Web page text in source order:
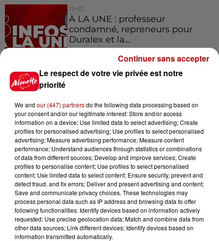
11h51
À LA UNE : professeur
condamné, repreneurs pour
Duralex et la...
11h01
10h10
Duralex : trois repreneurs
potentiels
7h03
Deux-Sèvres : le Citroën C15 a le
droit à son festival
Le respect de votre vie privée est notre
priorité
We and our (447) partnersdo the following data processing based on
your consent and/or our legitimate interest: Store and/or access
information on a device; Use limited data to select advertising; Create
profiles for personalised advertising; Use profiles to select personalised
advertising; Measure advertising performance; Measure content
performance; Understand audiences through statistics or combinations
of data from different sources; Develop and improve services; Create
profiles to personalise content; Use profiles to select personalised
content; Use limited data to select content; Ensure security, prevent and
detect fraud, and fix errors; Deliver and present advertising and content;
Save and communicate privacy choices. These technologies may
process personal data such as IP address and browsing data to offer
following functionalities: Identify devices based on information actively
requested; Use precise geolocation data; Match and combine data from
other data sources; Link different devices; Identify devices based on
information transmitted automatically.
Continuer sans accepter